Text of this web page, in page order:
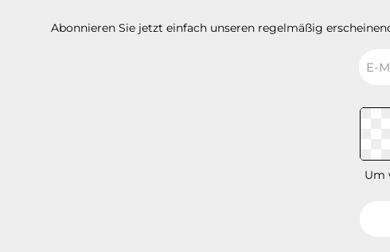
Abonnieren Sie jetzt einfach unseren regelmäßig
Mail-
*
Um